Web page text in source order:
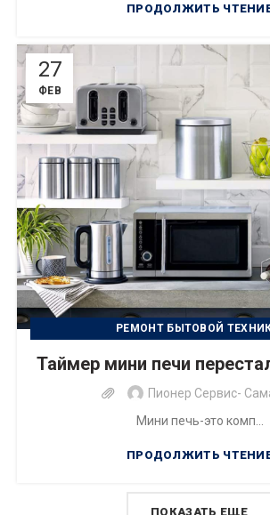
ПРОДОЛЖИТЬ
27
ФЕВ
РЕМОНТ БЫТОВОЙ
Таймер мини печи
Пионер Сервис-
Мини печь-это комп...
ПРОДОЛЖИТЬ
ПОКАЗАТЬ ЕЩЕ